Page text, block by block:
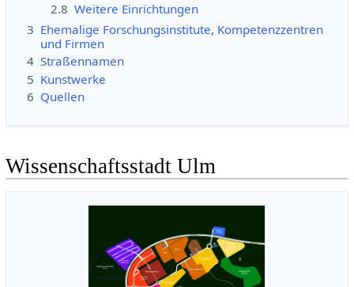
2.8 Weitere Einrichtungen
3 Ehemalige Forschungsinstitute, Kompetenzzentren
und Firmen
4 Straßennamen
5 Kunstwerke
6 Quellen
Wissenschaftsstadt Ulm